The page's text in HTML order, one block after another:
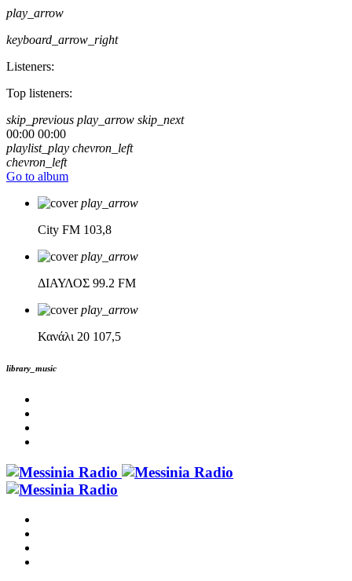
play_arrow
keyboard_arrow_right
Listeners:
Top listeners:
skip_previous play_arrow skip_next
00:00 00:00
playlist_play chevron_left
chevron_left
Go to album
play_arrow
City FM 103,8
play_arrow
ΔΙΑΥΛΟΣ 99.2 FM
play_arrow
Κανάλι 20 107,5
library_music